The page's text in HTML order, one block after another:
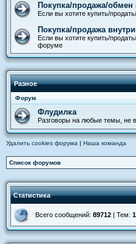
Покупка/продажа/обмен
Если вы хотите купить/
Покупка/продажа
Если вы хотите купить/
форуме
Разное
Форум
Флудилка
Разговоры на любые темы, не
Удалить cookies форума | Наша команда
Список форумов
Статистика
Всего сообщений: 89712 | Тем: